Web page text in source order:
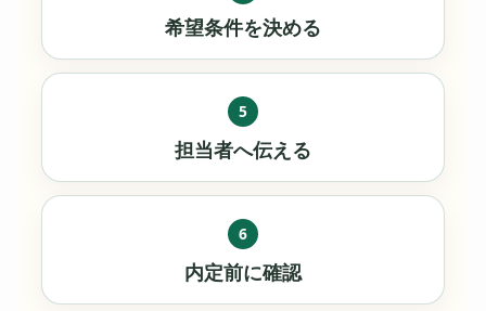
希望条件を決める
5
担当者へ伝える
6
内定前に確認